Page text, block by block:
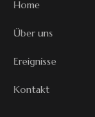
Home
Über uns
Ereignisse
Kontakt